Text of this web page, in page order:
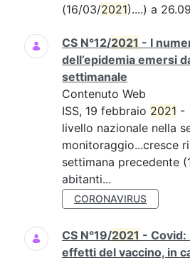
(16/03/2021)....) a
CS N°12/2021 - I
dell’epidemia emersi
settimanale
Contenuto Web
ISS, 19 febbraio 2021 -
livello nazionale nella
monitoraggio...cresce
settimana precedente
abitanti...
CORONAVIRUS
CS N°19/2021 - Covid:
effetti del vaccino, in